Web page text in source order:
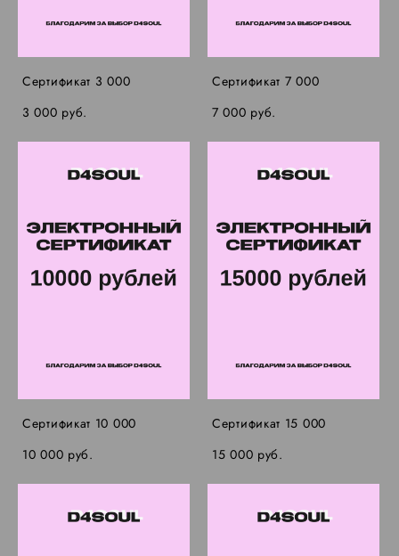
Сертификат 3 000
3 000 pуб.
Сертификат 7 000
7 000 pуб.
Сертификат 10 000
10 000 pуб.
Сертификат 15 000
15 000 pуб.